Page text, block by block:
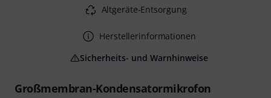
Großmembran-Kondensatormikrofon
Altgeräte-Entsorgung
Herstellerinformationen
Sicherheits- und Warnhinweise